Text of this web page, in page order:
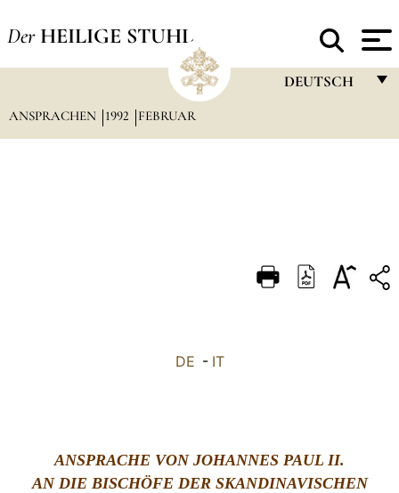
Der HEILIGE STUHL
DEUTSCH
DEUTSCH
ANSPRACHEN 1992 FEBRUAR
DE - IT
ANSPRACHE VON JOHANNES PAUL II.
AN DIE BISCHÖFE DER SKANDINAVISCHEN